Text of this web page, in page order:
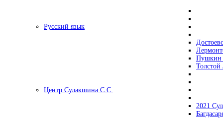
Русский язык
Центр Сулакшина С.С.
2021